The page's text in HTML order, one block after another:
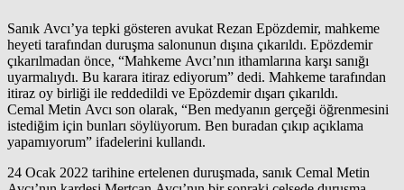
Sanık Avcı’ya tepki gösteren avukat Rezan Epözdemir, mahkeme
heyeti tarafından duruşma salonunun dışına çıkarıldı. Epözdemir
çıkarılmadan önce, “Mahkeme Avcı’nın ithamlarına karşı sanığı
uyarmalıydı. Bu karara itiraz ediyorum” dedi. Mahkeme tarafından
itiraz oy birliği ile reddedildi ve Epözdemir dışarı çıkarıldı.
Cemal Metin Avcı son olarak, “Ben medyanın gerçeği öğrenmesini
istediğim için bunları söylüyorum. Ben buradan çıkıp açıklama
yapamıyorum” ifadelerini kullandı.
24 Ocak 2022 tarihine ertelenen duruşmada, sanık Cemal Metin